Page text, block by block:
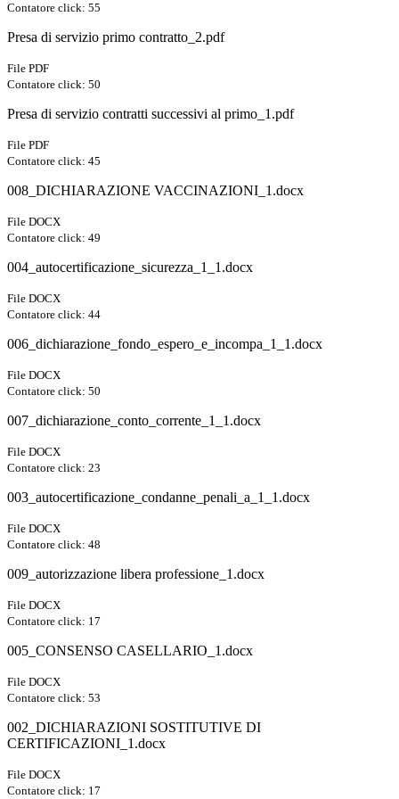
Contatore click: 55
Presa di servizio primo contratto_2.pdf
File PDF
Contatore click: 50
Presa di servizio contratti successivi al primo_1.pdf
File PDF
Contatore click: 45
008_DICHIARAZIONE VACCINAZIONI_1.docx
File DOCX
Contatore click: 49
004_autocertificazione_sicurezza_1_1.docx
File DOCX
Contatore click: 44
006_dichiarazione_fondo_espero_e_incompa_1_1.docx
File DOCX
Contatore click: 50
007_dichiarazione_conto_corrente_1_1.docx
File DOCX
Contatore click: 23
003_autocertificazione_condanne_penali_a_1_1.docx
File DOCX
Contatore click: 48
009_autorizzazione libera professione_1.docx
File DOCX
Contatore click: 17
005_CONSENSO CASELLARIO_1.docx
File DOCX
Contatore click: 53
002_DICHIARAZIONI SOSTITUTIVE DI
CERTIFICAZIONI_1.docx
File DOCX
Contatore click: 17